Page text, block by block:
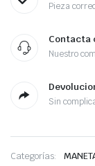
Pieza
Contacta
Nuestro
Sin
Categorías: